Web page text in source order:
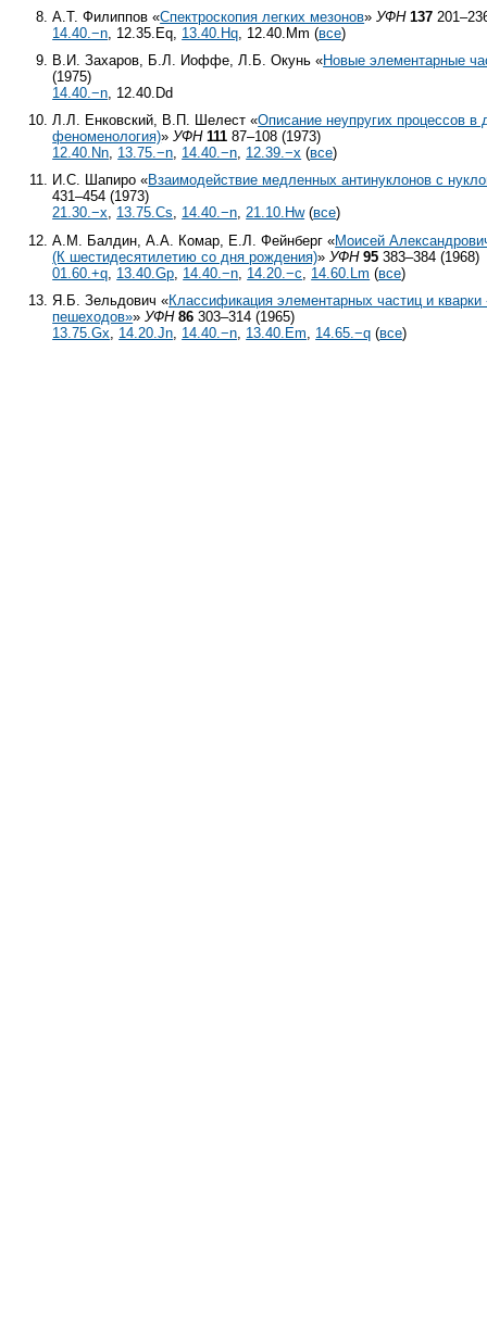
А.Т. Филиппов «Спектроскопия легких мезонов»УФН 137
14.40.−n , 12.35.Eq, 13.40.Hq , 12.40.Mm (все)
В.И. Захаров, Б.Л. Иоффе, Л.Б. Окунь «Новые элементарные
(1975)
14.40.−n , 12.40.Dd
Л.Л. Енковский, В.П. Шелест «Описание неупругих процессов
феноменология)»УФН 111 87–108 (1973)
12.40.Nn, 13.75.−n, 14.40.−n, 12.39.−x (все)
И.С. Шапиро «Взаимодействие медленных антинуклонов с
431–454 (1973)
21.30.−x, 13.75.Cs, 14.40.−n,21.10.Hw(все)
А.М. Балдин, А.А. Комар, Е.Л. Фейнберг «Моисей
(К шестидесятилетию со дня рождения)»УФН 95 383–384 (1968)
01.60.+q 13.40.Gp 14.40.−n 14.20.−c 14.60.Lm (все)
Я.Б. Зельдович «Классификация элементарных частиц и
пешеходов»»УФН 86 303–314 (1965)
13.75.Gx
14.20.Jn 14.40.−n 13.40.Em 14.65.−q (все)